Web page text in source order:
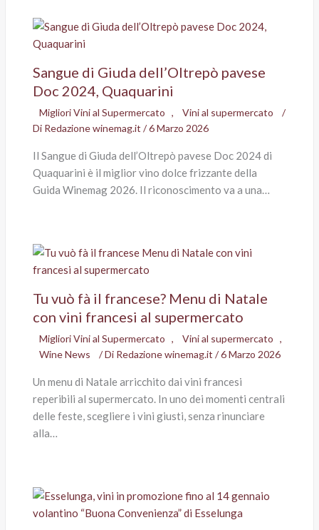
Sangue di Giuda dell’Oltrepò pavese
Doc 2024, Quaquarini
Migliori Vini al Supermercato , Vini al supermercato
/
Di Redazione winemag.it /6 Marzo 2026
Il Sangue di Giuda dell’Oltrepò pavese Doc 2024 di
Quaquarini è il miglior vino dolce frizzante della
Guida Winemag 2026. Il riconoscimento va a una…
Tu vuò fà il francese? Menu di Natale
con vini francesi al supermercato
Migliori Vini al Supermercato , Vini al supermercato ,
Wine News
/ Di Redazione winemag.it /6 Marzo 2026
Un menu di Natale arricchito dai vini francesi
reperibili al supermercato. In uno dei momenti centrali
delle feste, scegliere i vini giusti, senza rinunciare
alla…